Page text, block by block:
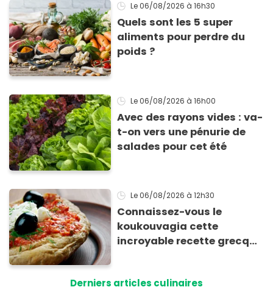
Le 06/08/2026 à 16h30
Quels sont les 5 super
aliments pour perdre du
poids ?
Le 06/08/2026 à 16h00
Avec des rayons vides : va-
t-on vers une pénurie de
salades pour cet été
Le 06/08/2026 à 12h30
Connaissez-vous le
koukouvagia cette
incroyable recette grecque
Derniers articles culinaires